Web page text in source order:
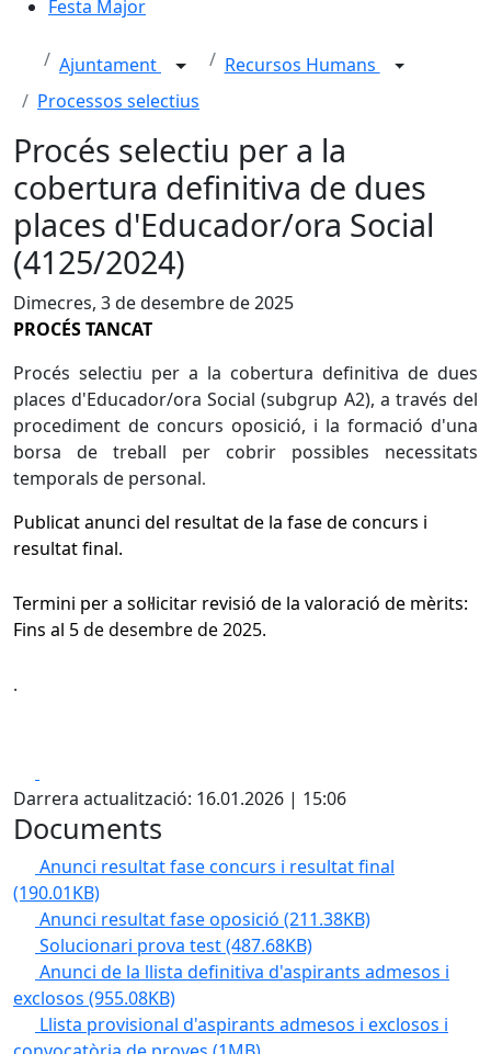
Festa Major
Ajuntament
Recursos Humans
Processos selectius
Procés selectiu per a la
cobertura definitiva de dues
places d'Educador/ora Social
(4125/2024)
Dimecres, 3 de desembre de 2025
PROCÉS TANCAT
Procés selectiu per a la cobertura definitiva de dues
places d'Educador/ora Social (subgrup A2), a través del
procediment de concurs oposició, i la formació d'una
borsa de treball per cobrir possibles necessitats
temporals de personal.
Publicat anunci del resultat de la fase de concurs i
resultat final.
Termini per a sol·licitar revisió de la valoració de mèrits:
Fins al 5 de desembre de 2025.
.
Darrera actualització: 16.01.2026 | 15:06
Documents
Anunci resultat fase concurs i resultat final
(190.01KB)
Anunci resultat fase oposició (211.38KB)
Solucionari prova test(487.68KB)
Anunci de la llista definitiva d'aspirants admesos i
exclosos (955.08KB)
Llista provisional d'aspirants admesos i exclosos i